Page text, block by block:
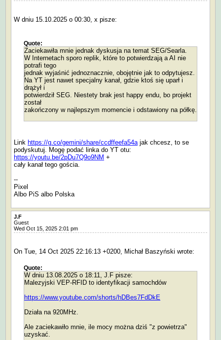
W dniu 15.10.2025 o 00:30, x pisze:
Quote:
Zaciekawiła mnie jednak dyskusja na temat SEG/Searla.
W Internetach sporo replik, które to potwierdzają a AI nie
potrafi tego
jednak wyjaśnić jednoznacznie, obojętnie jak to odpytujesz.
Na YT jest nawet specjalny kanał, gdzie ktoś się uparł i
drążył i
potwierdził SEG. Niestety brak jest happy endu, bo projekt
został
zakończony w najlepszym momencie i odstawiony na półkę.
Link https://g.co/gemini/share/ccdffeefa54a jak chcesz, to se
podyskutuj. Mogę podać linka do YT otu:
https://youtu.be/2pDu7Q9o9NM +
cały kanał tego gościa.
--
Pixel
Albo PiS albo Polska
J.F
Guest
Wed Oct 15, 2025 2:01 pm
On Tue, 14 Oct 2025 22:16:13 +0200, Michał Baszyński wrote:
Quote:
W dniu 13.08.2025 o 18:11, J.F pisze:
Malezyjski VEP-RFID to identyfikacji samochdów
https://www.youtube.com/shorts/hDBes7FdDkE
Działa na 920MHz.
Ale zaciekawiło mnie, ile mocy można dziś "z powietrza"
uzyskać.